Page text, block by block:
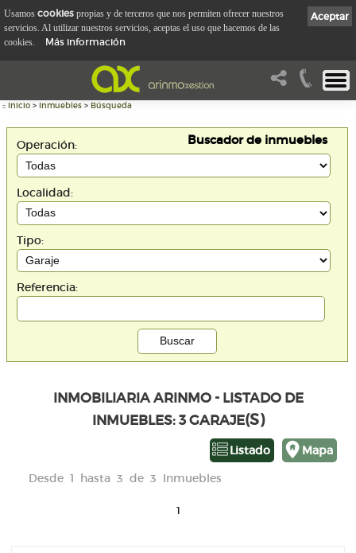
:: Inicio > Inmuebles > Búsqueda
Buscador de inmuebles
Operación:
Localidad:
Tipo:
Referencia:
INMOBILIARIA ARINMO - LISTADO DE
INMUEBLES: 3 GARAJE(S)
Mapa
Listado
Desde 1 hasta 3 de 3 Inmuebles
1
Aceptar
Usamos cookies propias y de terceros que nos permiten ofrecer nuestros
servicios. Al utilizar nuestros servicios, aceptas el uso que hacemos de las
cookies.
Más información